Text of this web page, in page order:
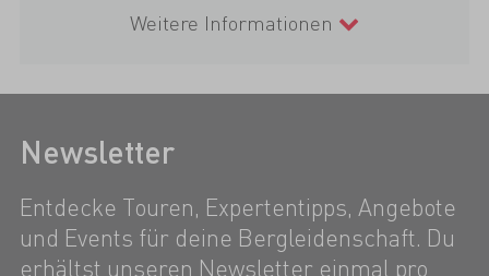
Weitere Informationen
Newsletter
Entdecke Touren, Expertentipps, Angebote
und Events für deine Bergleidenschaft. Du
erhältst unseren Newsletter einmal pro